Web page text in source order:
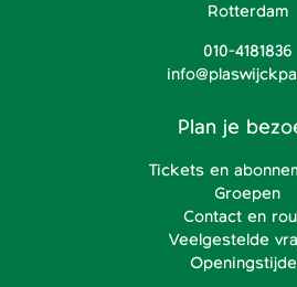
Rotterdam
010-4181836
Plan je
Tickets en
Groepen
Contact en
Veelgestelde